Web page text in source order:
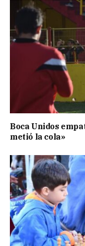
Boca Unidos
metió la cola»